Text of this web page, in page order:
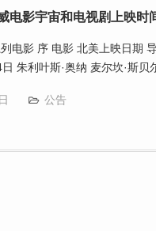
电影宇宙和电视剧上映时
电影 序 电影 北美上映日期
朱利叶斯·奥纳 麦尔坎·斯贝
公告